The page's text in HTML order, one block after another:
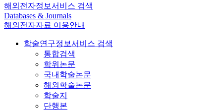
해외전자정보서비스 검색
Databases & Journals
해외전자자료 이용안내
학술연구정보서비스 검색
통합검색
학위논문
국내학술논문
해외학술논문
학술지
단행본